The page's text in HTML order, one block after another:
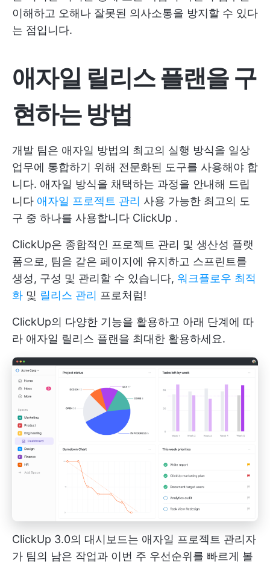
이해하고 오해나 잘못된 의사소통을 방지할 수 있다
는 점입니다.
애자일 릴리스 플랜을 구
현하는 방법
개발 팀은 애자일 방법의 최고의 실행 방식을 일상
업무에 통합하기 위해 전문화된 도구를 사용해야 합
니다. 애자일 방식을 채택하는 과정을 안내해 드립
니다 애자일 프로젝트 관리 사용 가능한 최고의 도
구 중 하나를 사용합니다 ClickUp .
ClickUp은 종합적인 프로젝트 관리 및 생산성 플랫
폼으로, 팀을 같은 페이지에 유지하고 스프린트를
생성, 구성 및 관리할 수 있습니다, 워크플로우 최적
화 및 릴리스 관리 프로처럼!
ClickUp의 다양한 기능을 활용하고 아래 단계에 따
라 애자일 릴리스 플랜을 최대한 활용하세요.
ClickUp 3.0의 대시보드는 애자일 프로젝트 관리자
가 팀의 남은 작업과 이번 주 우선순위를 빠르게 볼